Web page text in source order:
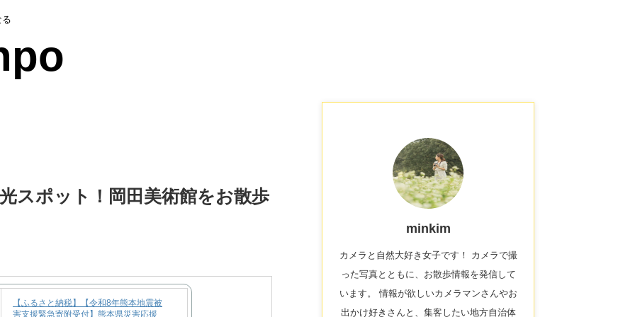
スポット！岡田美術館をお散歩
【ふるさと納税】【令和8年熊本地震被
害支援緊急寄附受付】熊本県災害応援
minkim
カメラと自然大好き女子です！ カメラで撮
った写真とともに、お散歩情報を発信して
います。 情報が欲しいカメラマンさんやお
出かけ好きさんと、集客したい地方自治体